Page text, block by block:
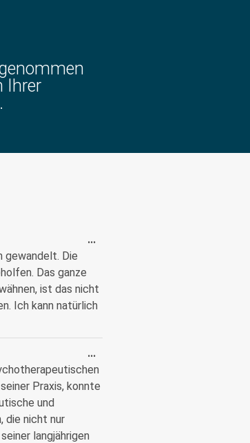
Ihrer
gewandelt. Die
Das ganze
ist das nicht
Ich kann natürlich
...
Praxis, konnte
und
die nicht nur
langjährigen
...